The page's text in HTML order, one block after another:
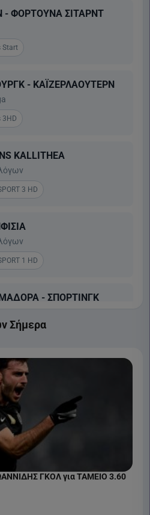
- ΦΟΡΤΟΥΝΑ ΣΙΤΑΡΝΤ
Start
- ΚΑΪΖΕΡΛΑΟΥΤΕΡΝ
3HD
KALLITHEA
3 HD
1 HD
- ΣΠΟΡΤΙΝΓΚ
2 HD
Σήμερα
ΓΚΟΛ για ΤΑΜΕΙΟ 3.60